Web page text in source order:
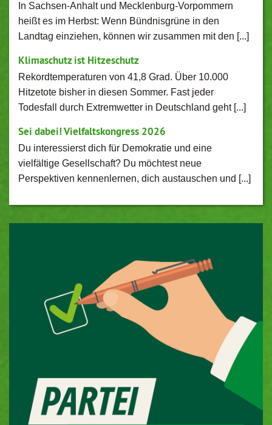
In Sachsen-Anhalt und Mecklenburg-Vorpommern
heißt es im Herbst: Wenn Bündnisgrüne in den
Landtag einziehen, können wir zusammen mit den [...]
Klimaschutz ist Hitzeschutz
Rekordtemperaturen von 41,8 Grad. Über 10.000
Hitzetote bisher in diesen Sommer. Fast jeder
Todesfall durch Extremwetter in Deutschland geht [...]
Sei dabei! Vielfaltskongress 2026
Du interessierst dich für Demokratie und eine
vielfältige Gesellschaft? Du möchtest neue
Perspektiven kennenlernen, dich austauschen und [...]